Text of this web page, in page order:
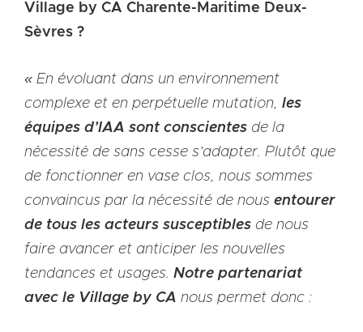
Village by CA Charente-Maritime Deux-
Sèvres ?
« En évoluant dans un environnement
complexe et en perpétuelle mutation, les
équipes d’IAA sont conscientes de la
nécessité de sans cesse s’adapter. Plutôt que
de fonctionner en vase clos, nous sommes
convaincus par la nécessité de nous entourer
de tous les acteurs susceptibles de nous
faire avancer et anticiper les nouvelles
tendances et usages. Notre partenariat
avec le Village by CA nous permet donc :